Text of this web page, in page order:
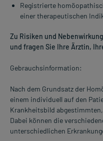
Registrierte
einer therapeutischen
Zu Risiken und
und fragen Sie Ihre Ärztin,
Gebrauchsinformation:
Nach dem Grundsatz der
einem individuell auf den
Krankheitsbild
Dabei können die
unterschiedlichen